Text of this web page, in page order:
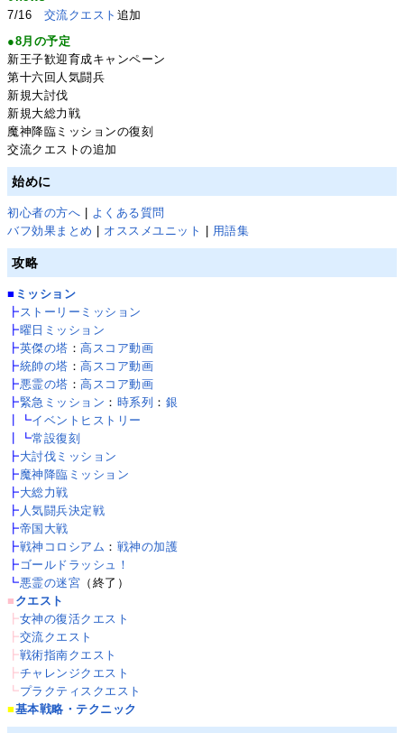
7/16 交流クエスト 追加
●8月の予定
新王子歓迎育成キャンペーン
第十六回人気闘兵
新規大討伐
新規大総力戦
魔神降臨ミッションの復刻
交流クエストの追加
始めに
初心者の方へ
よくある質問
バフ効果まとめ
オススメユニット 用語集
攻略
■ ミッション
┣ストーリーミッション
┣曜日ミッション
┣英傑の塔 ：高スコア動画
┣統帥の塔 ：高スコア動画
┣悪霊の塔 ：高スコア動画
┣緊急ミッション ： 時系列 ： 銀
┃┗イベントヒストリー
┃┗常設復刻
┣大討伐ミッション
┣魔神降臨ミッション
┣大総力戦
┣ 人気闘兵決定戦
┣帝国大戦
┣戦神コロシアム ： 戦神の加護
┣ゴールドラッシュ！
┗悪霊の迷宮 （終了）
■ クエスト
┣女神の復活クエスト
┣交流クエスト
┣戦術指南クエスト
┣チャレンジクエスト
┗プラクティスクエスト
■基本戦略・テクニック